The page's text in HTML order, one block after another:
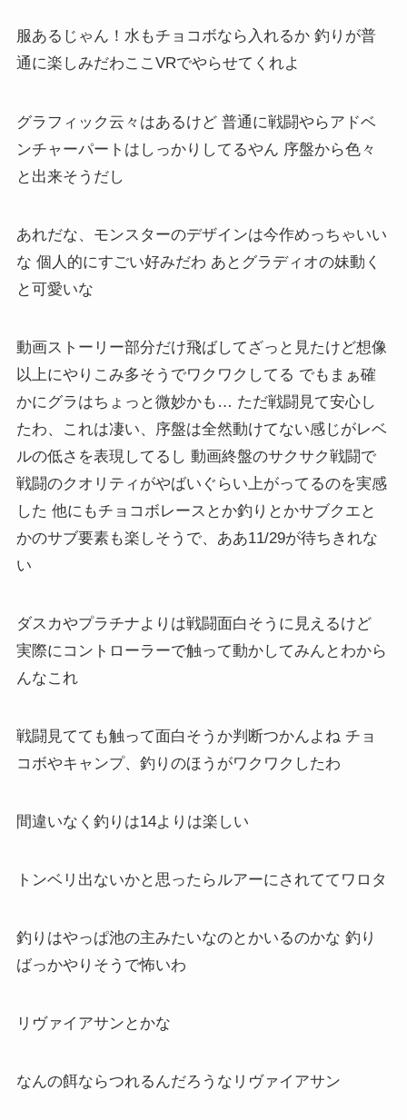
服あるじゃん！水もチョコボなら入れるか 釣りが普
通に楽しみだわここVRでやらせてくれよ
グラフィック云々はあるけど 普通に戦闘やらアドベ
ンチャーパートはしっかりしてるやん 序盤から色々
と出来そうだし
あれだな、モンスターのデザインは今作めっちゃいい
な 個人的にすごい好みだわ あとグラディオの妹動く
と可愛いな
動画ストーリー部分だけ飛ばしてざっと見たけど想像
以上にやりこみ多そうでワクワクしてる でもまぁ確
かにグラはちょっと微妙かも… ただ戦闘見て安心し
たわ、これは凄い、序盤は全然動けてない感じがレベ
ルの低さを表現してるし 動画終盤のサクサク戦闘で
戦闘のクオリティがやばいぐらい上がってるのを実感
した 他にもチョコボレースとか釣りとかサブクエと
かのサブ要素も楽しそうで、ああ11/29が待ちきれな
い
ダスカやプラチナよりは戦闘面白そうに見えるけど
実際にコントローラーで触って動かしてみんとわから
んなこれ
戦闘見てても触って面白そうか判断つかんよね チョ
コボやキャンプ、釣りのほうがワクワクしたわ
間違いなく釣りは14よりは楽しい
トンベリ出ないかと思ったらルアーにされててワロタ
釣りはやっぱ池の主みたいなのとかいるのかな 釣り
ばっかやりそうで怖いわ
リヴァイアサンとかな
なんの餌ならつれるんだろうなリヴァイアサン